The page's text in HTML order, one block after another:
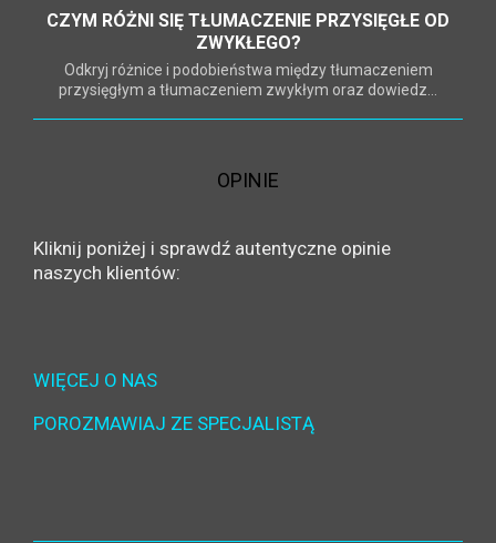
CZYM RÓŻNI SIĘ TŁUMACZENIE PRZYSIĘGŁE OD
ZWYKŁEGO?
Odkryj różnice i podobieństwa między tłumaczeniem
przysięgłym a tłumaczeniem zwykłym oraz dowiedz...
OPINIE
Kliknij poniżej i sprawdź autentyczne opinie
naszych klientów:
WIĘCEJ O NAS
POROZMAWIAJ ZE SPECJALISTĄ